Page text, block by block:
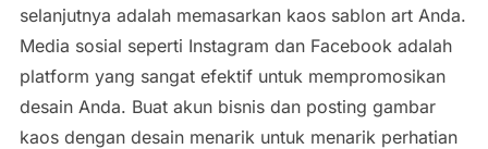
selanjutnya adalah memasarkan kaos sablon art Anda.
Media sosial seperti Instagram dan Facebook adalah
platform yang sangat efektif untuk mempromosikan
desain Anda. Buat akun bisnis dan posting gambar
kaos dengan desain menarik untuk menarik perhatian